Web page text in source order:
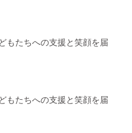
もたちへの支援と笑顔を届
もたちへの支援と笑顔を届